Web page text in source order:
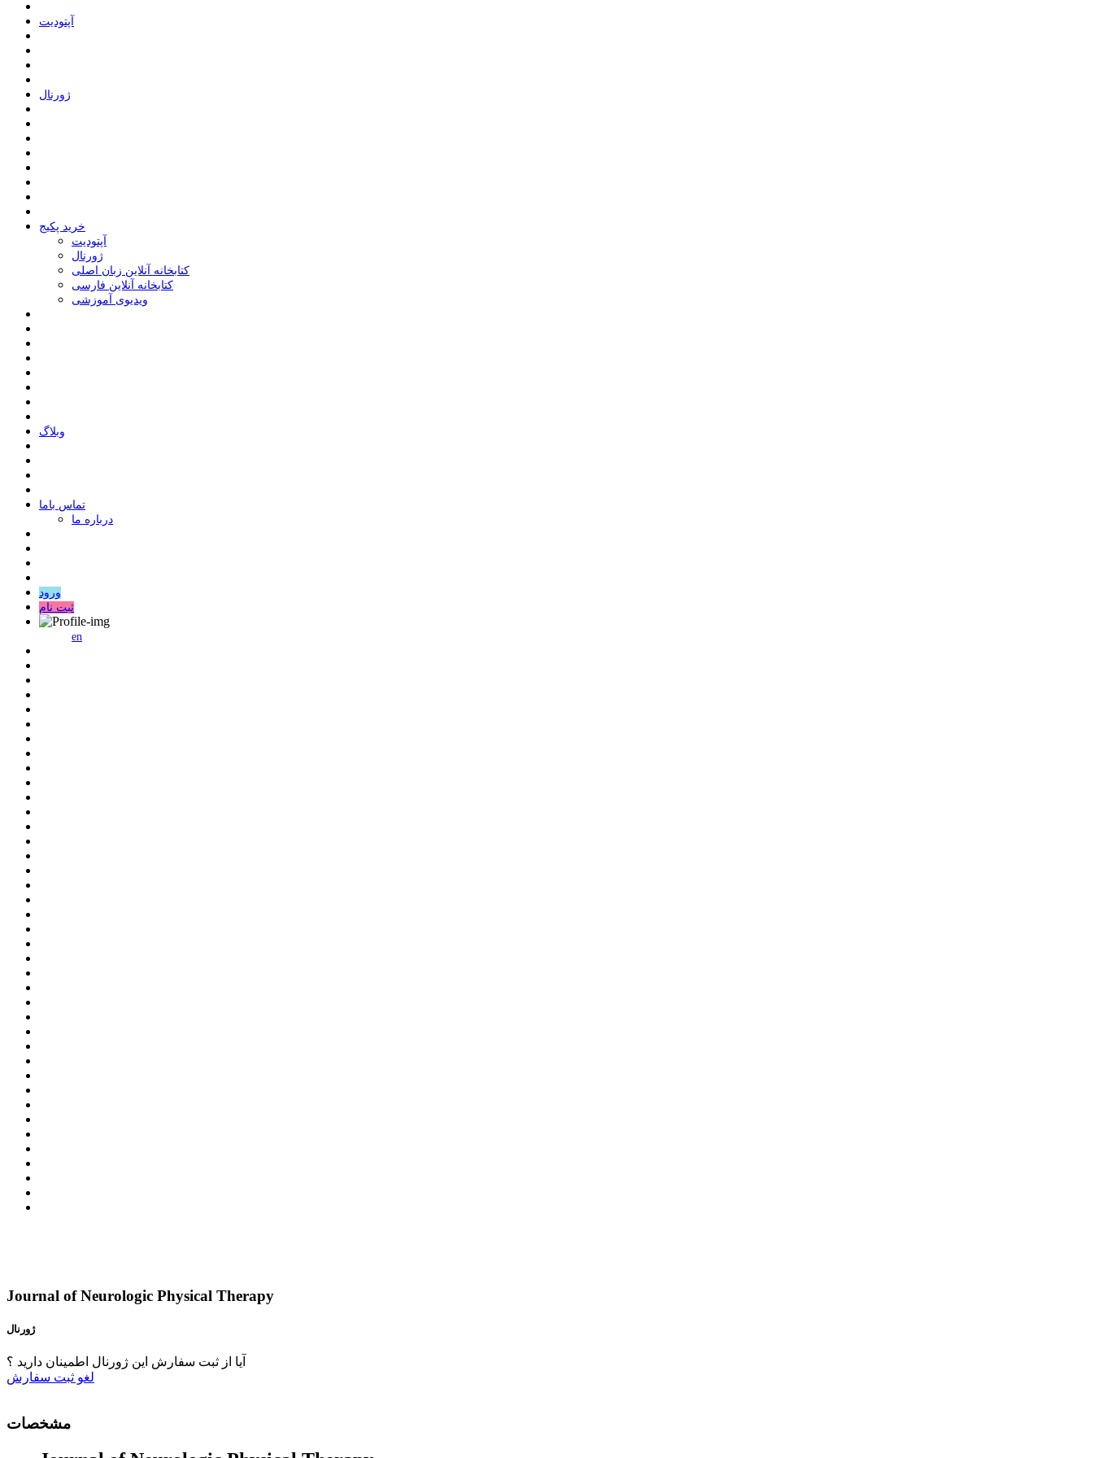
ﺁﭘﺘﻮﺩﯾﺖ
ﮊﻭﺭﻧﺎﻝ
خرید پکیج
ﺁﭘﺘﻮﺩﯾﺖ
ﮊﻭﺭﻧﺎﻝ
کتابخانه آنلاین زبان اصلی
کتابخانه آنلاین فارسی
ویدیوی آموزشی
وبلاگ
ﺗﻤﺎﺱ ﺑﺎﻣﺎ
درباره ما
ورود
ثبت نام
en
Journal of Neurologic Physical Therapy
ژورنال
آیا از ثبت سفارش این ژورنال اطمینان دارید ؟
لغو ثبت سفارش
مشخصات